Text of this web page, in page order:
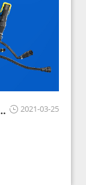
2021-03-25